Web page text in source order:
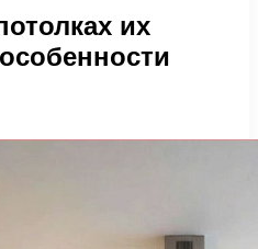
их